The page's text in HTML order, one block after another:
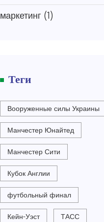
маркетинг (1)
Теги
Вооруженные силы Украины
Манчестер Юнайтед
Манчестер Сити
Кубок Англии
футбольный финал
Кейн-Уэст ТАСС